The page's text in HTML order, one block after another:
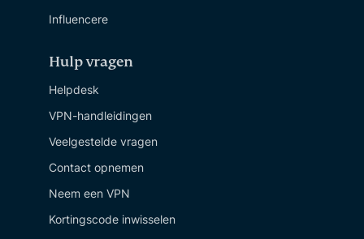
Influencere
Hulp vragen
Helpdesk
VPN-handleidingen
Veelgestelde vragen
Contact opnemen
Neem een VPN
Kortingscode inwisselen